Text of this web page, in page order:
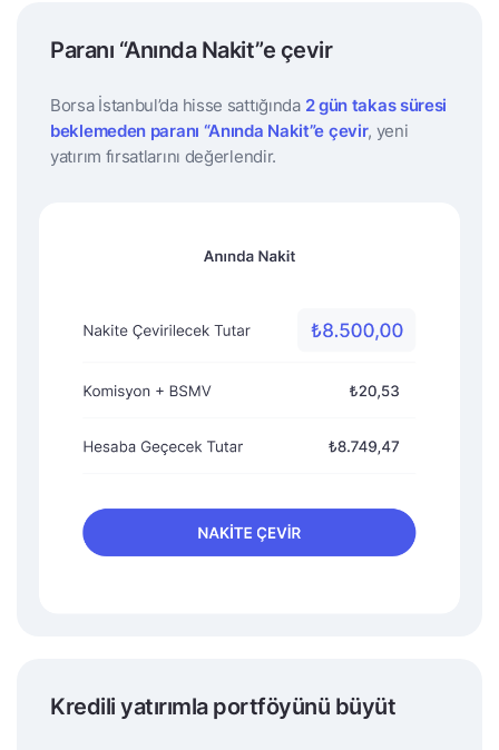
Paranı “Anında Nakit”e çevir
Borsa İstanbul’da hisse sattığında 2 gün takas süresi
beklemeden paranı “Anında Nakit”e çevir, yeni
yatırım fırsatlarını değerlendir.
Kredili yatırımla portföyünü büyüt